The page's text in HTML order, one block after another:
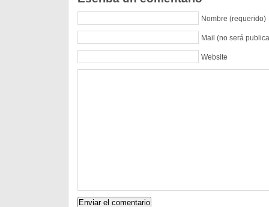
Nombre (requerido)
Mail (no será
Website